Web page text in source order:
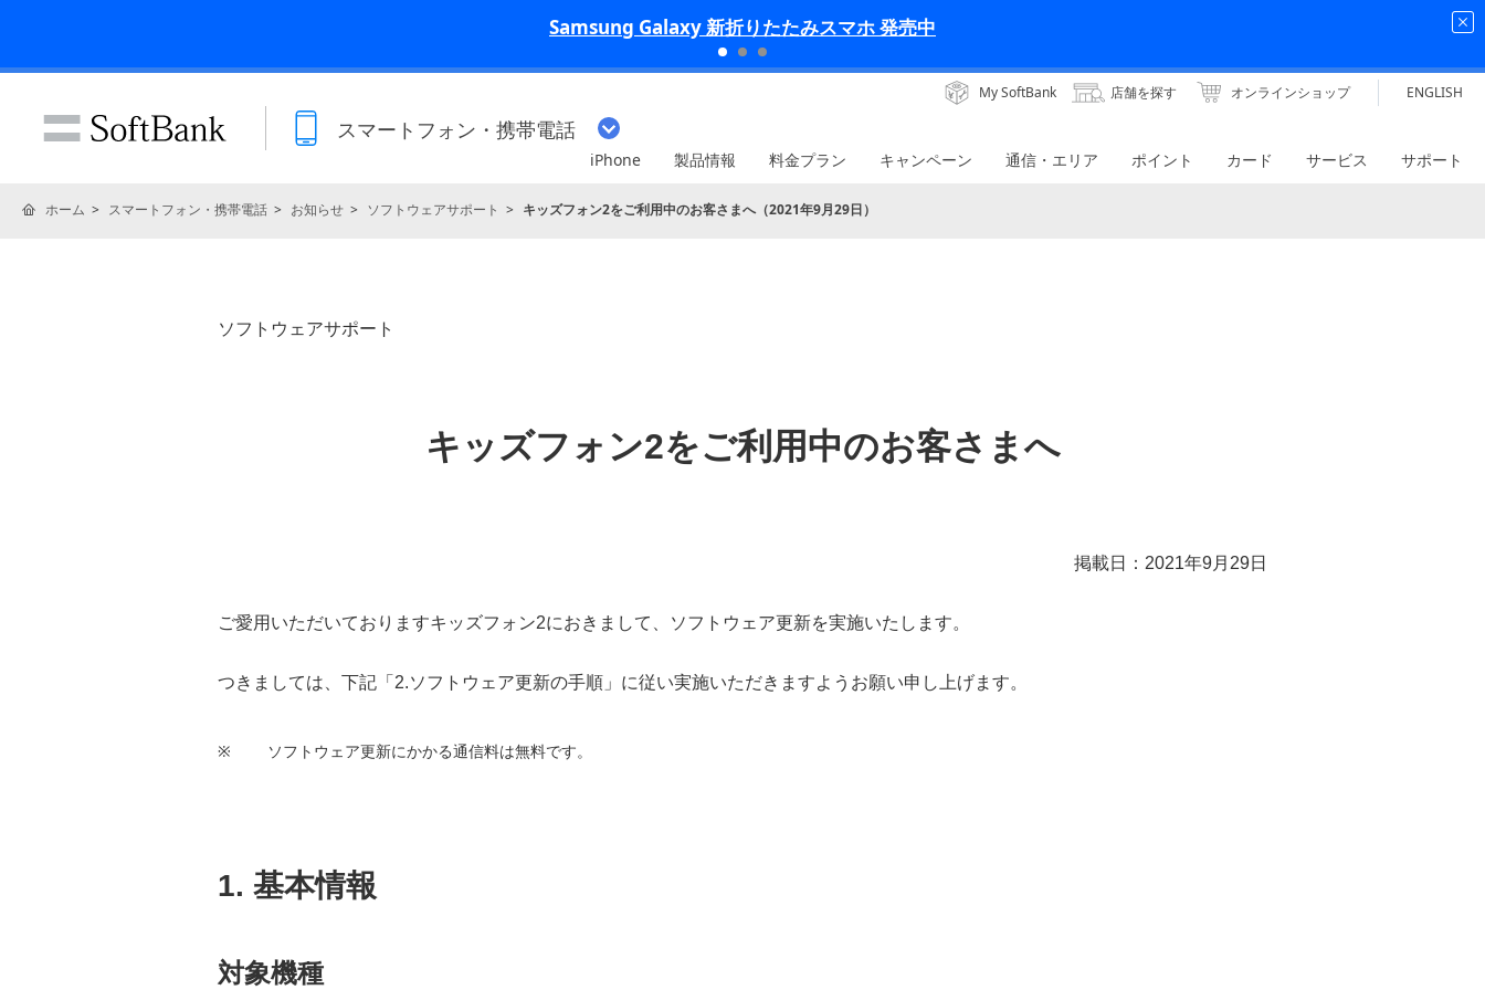
iPhone 17 Pro 発売中
スマートフォン・携帯電話
My SoftBank 店舗を探す オンラインショップ ENGLISH
iPhone 製品情報 料金プラン キャンペーン 通信・エリア ポイント カード サービス サポート
ホーム スマートフォン・携帯電話 お知らせ ソフトウェアサポート キッズフォン2をご利用中のお客さまへ（2021年9月29日）
ソフトウェアサポート
キッズフォン2をご利用中のお客さまへ
掲載日：2021年9月29日
ご愛用いただいておりますキッズフォン2におきまして、ソフトウェア更新を実施いたします。
つきましては、下記 「2.ソフトウェア更新の手順」 に従い実施いただきますようお願い申し上げます。
※ ソフトウェア更新にかかる通信料は無料です。
1. 基本情報
対象機種